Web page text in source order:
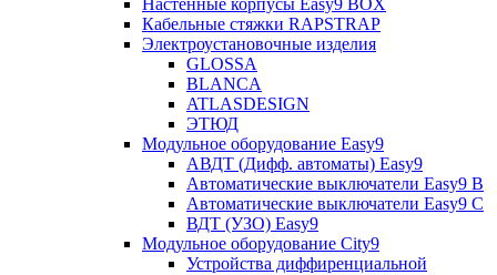
Кабельные стяжки RAPSTRAP
Электроустановочные изделия
GLOSSA
BLANCA
ATLASDESIGN
ЭТЮД
Модульное оборудование Easy9
АВДТ (Дифф. автоматы) Easy9
Автоматические выключатели Easy9 В
Автоматические выключатели Easy9 С
ВДТ (УЗО) Easy9
Модульное оборудование City9
Устройства диффиренциальной